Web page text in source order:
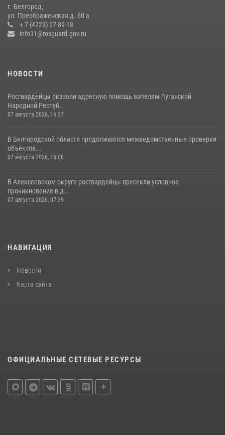
кражи из магазина
14 июля 2026, 07:13
г. Белгород,
ул. Преображенская д. 60 а
+ 7 (4722) 27-89-18
info31@rosguard.gov.ru
НОВОСТИ
Росгвардейцы оказали адресную помощь жителям Луганской
Народной Респуб...
07 августа 2026, 16:37
В Белгородской области продолжаются межведомственные проверки
объектов...
07 августа 2026, 16:08
В Алексеевском округе росгвардейцы пресекли условное
проникновение в д...
07 августа 2026, 07:39
НАВИГАЦИЯ
Новости
Карта сайта
ОФИЦИАЛЬНЫЕ СЕТЕВЫЕ РЕСУРСЫ